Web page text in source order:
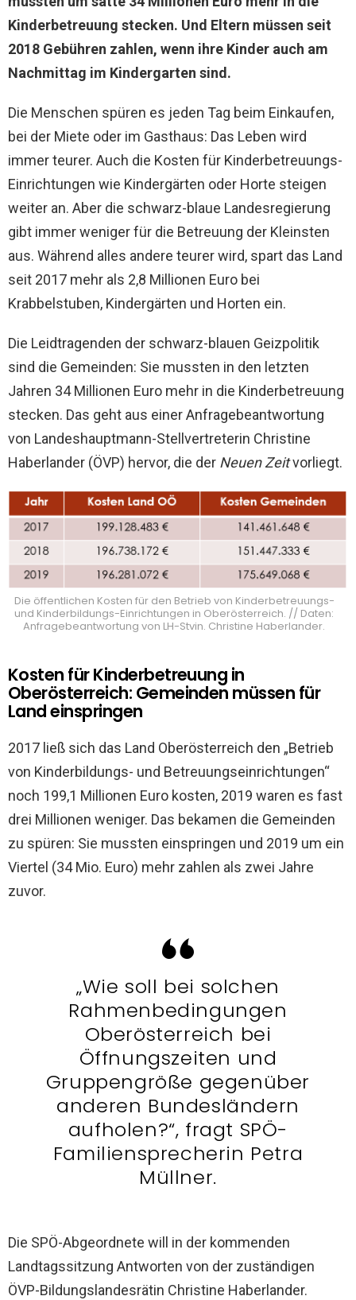
Kinderbetreuung stecken. Und Eltern müssen seit
2018 Gebühren zahlen, wenn ihre Kinder auch am
Nachmittag im Kindergarten sind.
Die Menschen spüren es jeden Tag beim Einkaufen,
bei der Miete oder im Gasthaus: Das Leben wird
immer teurer. Auch die Kosten für Kinderbetreuungs-
Einrichtungen wie Kindergärten oder Horte steigen
weiter an. Aber die schwarz-blaue Landesregierung
gibt immer weniger für die Betreuung der Kleinsten
aus. Während alles andere teurer wird, spart das Land
seit 2017 mehr als 2,8 Millionen Euro bei
Krabbelstuben, Kindergärten und Horten ein.
Die Leidtragenden der schwarz-blauen Geizpolitik
sind die Gemeinden: Sie mussten in den letzten
Jahren 34 Millionen Euro mehr in die Kinderbetreuung
stecken. Das geht aus einer Anfragebeantwortung
von Landeshauptmann-Stellvertreterin Christine
Haberlander (ÖVP) hervor, die der Neuen Zeitvorliegt.
Die öffentlichen Kosten für den Betrieb von Kinderbetreuungs-
und Kinderbildungs-Einrichtungen in Oberösterreich. // Daten:
Anfragebeantwortung von LH-Stvin. Christine Haberlander.
Kosten für Kinderbetreuung in
Oberösterreich: Gemeinden müssen für
Land einspringen
2017 ließ sich das Land Oberösterreich den „Betrieb
von Kinderbildungs- und Betreuungseinrichtungen“
noch 199,1 Millionen Euro kosten, 2019 waren es fast
drei Millionen weniger. Das bekamen die Gemeinden
zu spüren: Sie mussten einspringen und 2019 um ein
Viertel (34 Mio. Euro) mehr zahlen als zwei Jahre
zuvor.
„Wie soll bei solchen
Rahmenbedingungen
Oberösterreich bei
Öffnungszeiten und
Gruppengröße gegenüber
anderen Bundesländern
aufholen?“, fragt SPÖ-
Familiensprecherin Petra
Müllner.
Die SPÖ-Abgeordnete will in der kommenden
Landtagssitzung Antworten von der zuständigen
ÖVP-Bildungslandesrätin Christine Haberlander.